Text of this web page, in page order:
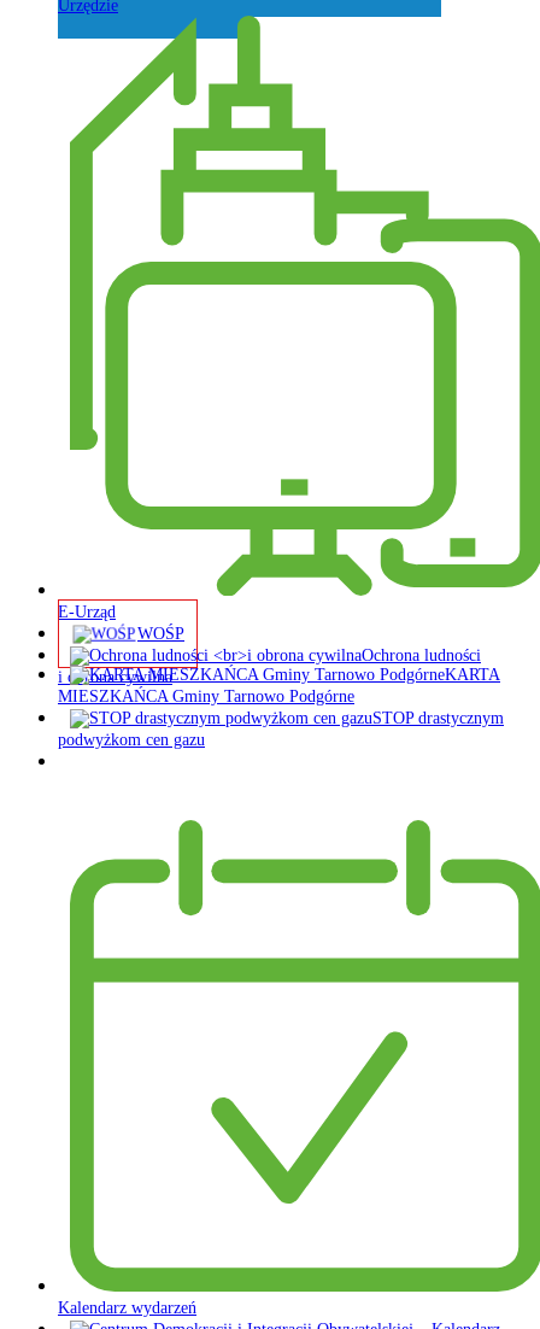
Urzędzie
E-Urząd
WOŚP
Ochrona ludności
i obrona cywilna
KARTA
MIESZKAŃCA Gminy Tarnowo Podgórne
STOP drastycznym
podwyżkom cen gazu
Kalendarz wydarzeń